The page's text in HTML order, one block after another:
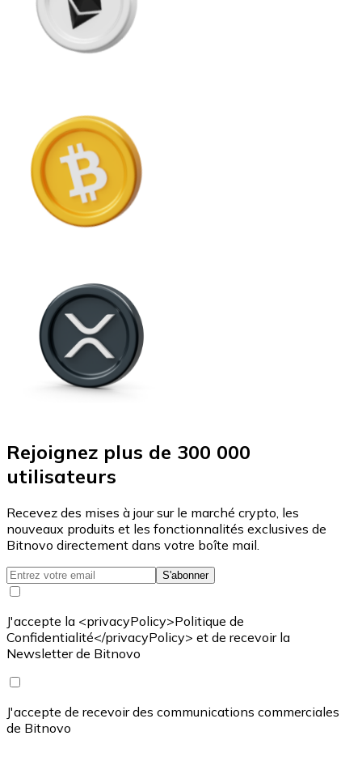
Rejoignez plus de 300 000
utilisateurs
Recevez des mises à jour sur le marché crypto, les
nouveaux produits et les fonctionnalités exclusives de
Bitnovo directement dans votre boîte mail.
S'abonner
J'accepte la <privacyPolicy>Politique de
Confidentialité</privacyPolicy> et de recevoir la
Newsletter de Bitnovo
J'accepte de recevoir des communications commerciales
de Bitnovo